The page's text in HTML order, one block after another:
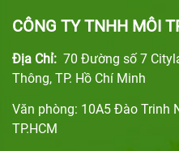
CÔNG TY TNHH MÔI
Địa Chỉ: 70 Đường số 7
Thông, TP. Hồ Chí Minh
Văn phòng: 10A5 Đào Trinh
TP.HCM